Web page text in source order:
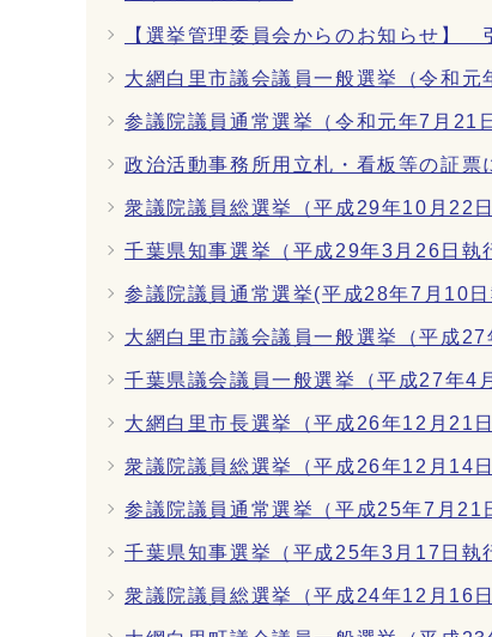
【選挙管理委員会からのお知らせ】
大網白里市議会議員一般選挙（令和元
参議院議員通常選挙（令和元年7月21
政治活動事務所用立札・看板等の証票
衆議院議員総選挙（平成29年10月22日
千葉県知事選挙（平成29年3月26日執
参議院議員通常選挙(平成28年7月10
大網白里市議会議員一般選挙（平成27
千葉県議会議員一般選挙（平成27年4
大網白里市長選挙（平成26年12月21日
衆議院議員総選挙（平成26年12月14日
参議院議員通常選挙（平成25年7月21
千葉県知事選挙（平成25年3月17日執
衆議院議員総選挙（平成24年12月16日